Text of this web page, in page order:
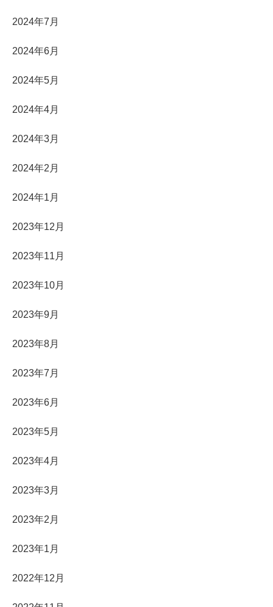
2024年7月
2024年6月
2024年5月
2024年4月
2024年3月
2024年2月
2024年1月
2023年12月
2023年11月
2023年10月
2023年9月
2023年8月
2023年7月
2023年6月
2023年5月
2023年4月
2023年3月
2023年2月
2023年1月
2022年12月